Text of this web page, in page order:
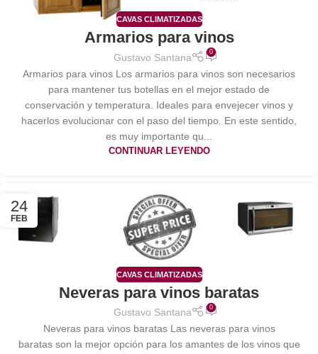
CAVAS CLIMATIZADAS
Armarios para vinos
Gustavo Santana 0
Armarios para vinos Los armarios para vinos son necesarios
para mantener tus botellas en el mejor estado de
conservación y temperatura. Ideales para envejecer vinos y
hacerlos evolucionar con el paso del tiempo. En este sentido,
es muy importante qu...
CONTINUAR LEYENDO
24
FEB
CAVAS CLIMATIZADAS
Neveras para vinos baratas
Gustavo Santana 0
Neveras para vinos baratas Las neveras para vinos
baratas son la mejor opción para los amantes de los vinos que